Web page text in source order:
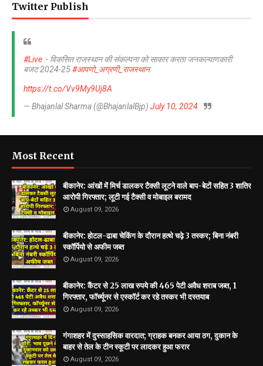
Twitter Publish
#Live :- विकसित राजस्थान की संकल्पना को साकार करता जनकल्याणकारी
बजट 2024-25#आपणो_अग्रणी_राजस्थान
https://t.co/Vv9My9Uj8A
— Bhajanlal Sharma (@BhajanlalBjp) July 10, 2024
Most Recent
बीकानेर: आंखों में मिर्च डालकर टैक्सी लूटने वाले बाप-बेटों सहित 3 शातिर
आरोपी गिरफ्तार; लूटी गई टैक्सी व मोबाइल बरामद
August 09, 2026
बीकानेर: ​होटल-ढाबा चेकिंग के दौरान हत्थे चढ़े 3 तस्कर; बिना नंबरी
स्कॉर्पियो से अफीम जब्त
August 09, 2026
बीकानेर: कैंटर से 25 लाख रुपये की 465 पेटी अवैध शराब जब्त, 1
गिरफ्तार, फॉर्च्यूनर से एस्कॉर्ट कर रहे तस्कर भी दस्तयाब
August 09, 2026
गंगाशहर में दुस्साहसिक वारदात; ग्राहक बनकर आया ठग, दुकान के
बाहर से तेल के टीन स्कूटी पर लादकर हुआ फरार
August 09, 2026